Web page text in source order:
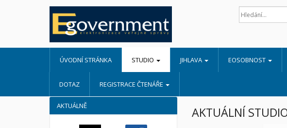
ÚVODNÍ STRÁNKA STUDIO JIHLAVA EOSOBNOST
DOTAZ REGISTRACE ČTENÁŘE
AKTUÁLNÍ
AKTUÁLNĚ